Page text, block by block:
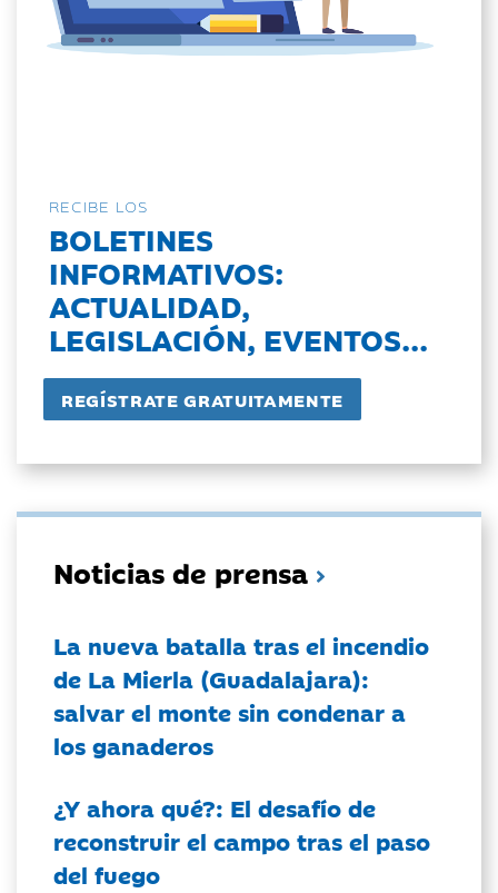
RECIBE LOS
BOLETINES
INFORMATIVOS:
ACTUALIDAD,
LEGISLACIÓN, EVENTOS...
Noticias de prensa
La nueva batalla tras el incendio
de La Mierla (Guadalajara):
salvar el monte sin condenar a
los ganaderos
¿Y ahora qué?: El desafío de
reconstruir el campo tras el paso
del fuego